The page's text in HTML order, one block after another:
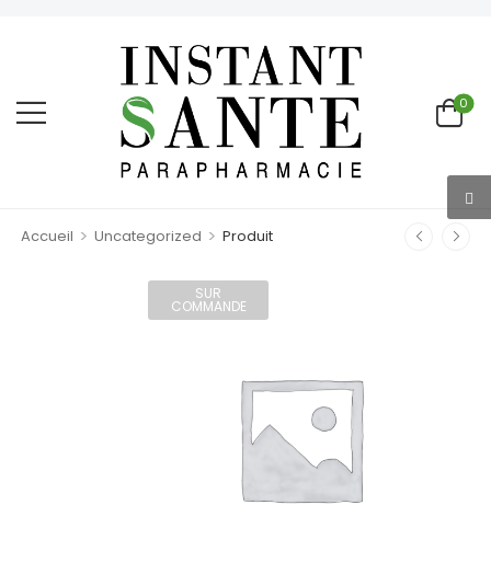
0
Accueil > Uncategorized > Produit
SUR
COMMANDE